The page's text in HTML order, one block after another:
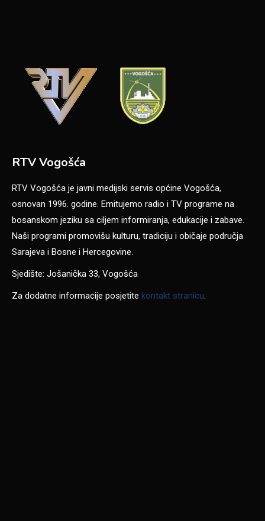
RTV Vogošća
RTV Vogošća je javni medijski servis općine Vogošća,
osnovan 1996. godine. Emitujemo radio i TV programe na
bosanskom jeziku sa ciljem informiranja, edukacije i zabave.
Naši programi promovišu kulturu, tradiciju i običaje područja
Sarajeva i Bosne i Hercegovine.
Sjedište: Jošanička 33, Vogošća
Za dodatne informacije posjetite kontakt stranicu